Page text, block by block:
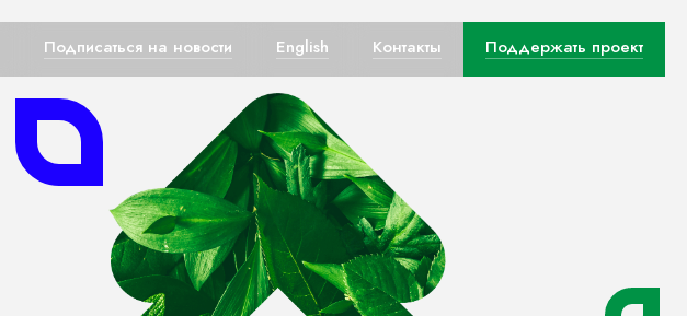
Подписаться на новости English Контакты Поддержать проект